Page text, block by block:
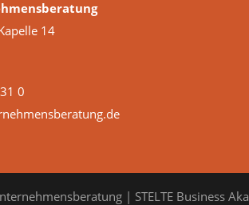
14
0
| STELTE Business